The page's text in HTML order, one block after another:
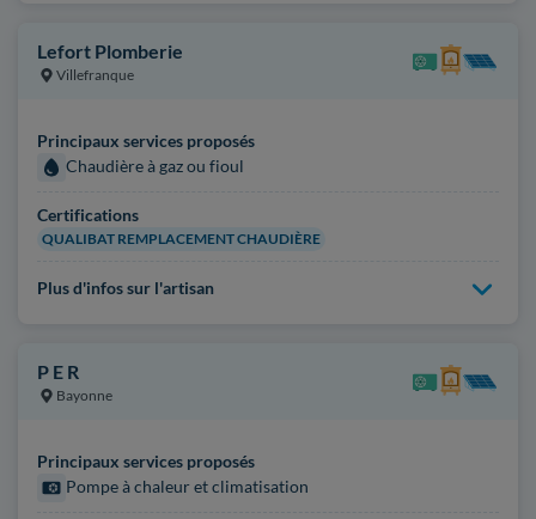
Lefort Plomberie
Villefranque
Principaux services proposés
Chaudière à gaz ou fioul
Certifications
QUALIBAT REMPLACEMENT CHAUDIÈRE
Plus d'infos sur l'artisan
P E R
Bayonne
Principaux services proposés
Pompe à chaleur et climatisation